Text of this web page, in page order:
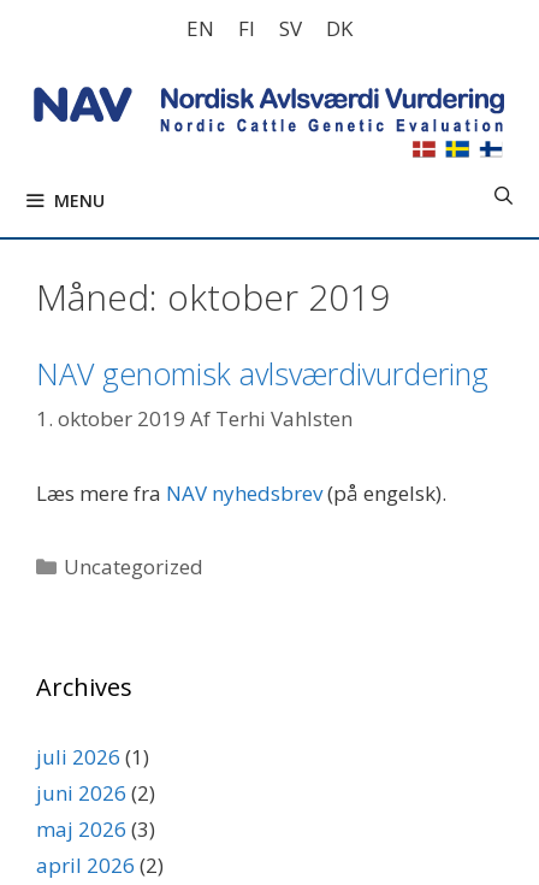
EN FI SV DK
MENU
Måned: oktober 2019
NAV genomisk avlsværdivurdering
1. oktober 2019 Af Terhi Vahlsten
Læs mere fra NAV nyhedsbrev(på engelsk).
Kategorier
Uncategorized
Archives
juli 2026 (1)
juni 2026 (2)
maj 2026 (3)
april 2026 (2)